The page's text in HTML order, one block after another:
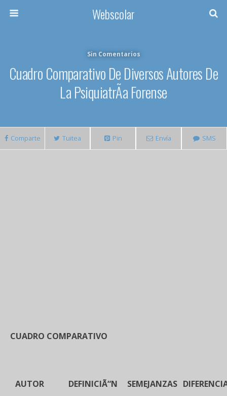
Webscolar
Sin Comentarios
Cuadro Comparativo De Diversos Autores De
La PsiquiatrÃ­a Forense
Comparte Tuitea Pin Envía SMS
CUADRO COMPARATIVO
AUTOR DEFINICIÃ“N SEMEJANZAS